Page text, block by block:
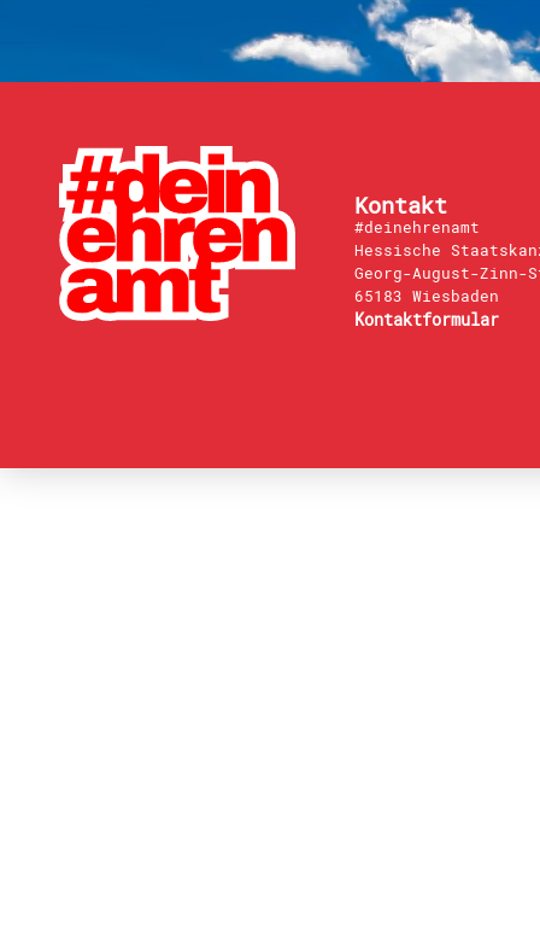
Kontakt
#deinehrenamt
Hessische
Georg-August-Zinn-
65183 Wiesbaden
Kontaktformular